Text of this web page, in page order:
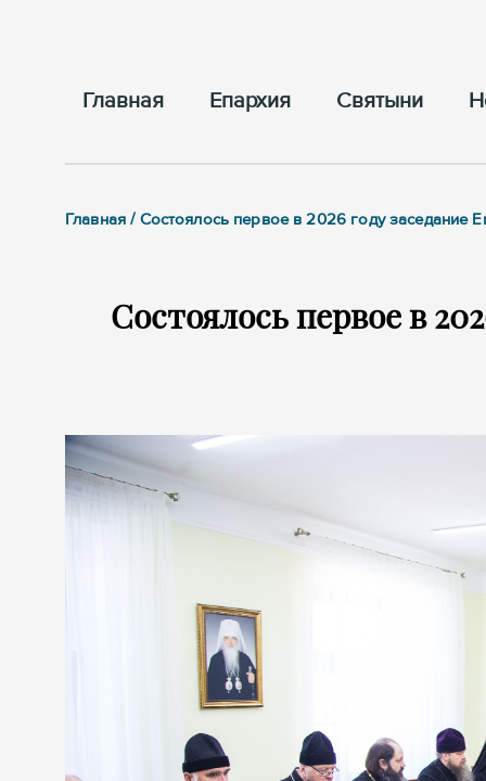
Главная Епархия Cвятыни
Главная / Состоялось первое в 2026 году заседание
Состоялось первое в